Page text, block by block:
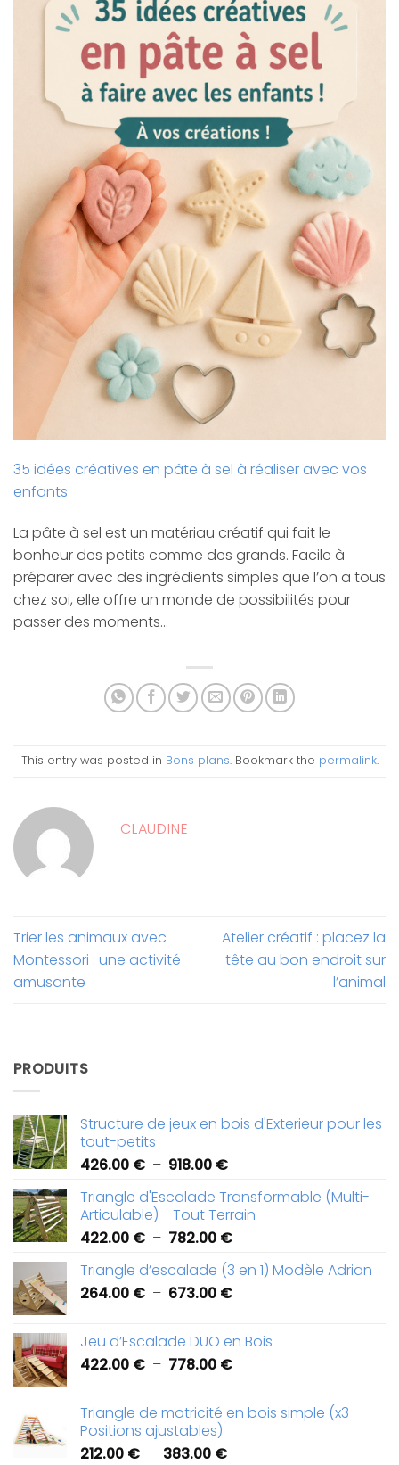
35 idées créatives en pâte à sel à réaliser avec vos
enfants
La pâte à sel est un matériau créatif qui fait le
bonheur des petits comme des grands. Facile à
préparer avec des ingrédients simples que l’on a tous
chez soi, elle offre un monde de possibilités pour
passer des moments…
This entry was posted in Bons plans. Bookmark the permalink.
CLAUDINE
Trier les animaux avec
Montessori : une activité
amusante
Atelier créatif : placez la
tête au bon endroit sur
l’animal
PRODUITS
Structure de jeux en bois d'Exterieur pour les
tout-petits
426.00 € – 918.00 €Plage
prix :
426.00 €
à
918.00 €
Triangle d'Escalade Transformable (Multi-
Articulable) - Tout Terrain
422.00 € – 782.00 €Plage
prix :
422.00 €
782.00 €
Triangle d’escalade (3 en 1) Modèle Adrian
264.00 € – 673.00 €Plage
264.00 €
à
Jeu d’Escalade DUO en Bois
422.00 € – 778.00 €Plage
422.00 €
Triangle de motricité en bois simple (x3
Positions ajustables)
212.00 € – 383.00 €Plage